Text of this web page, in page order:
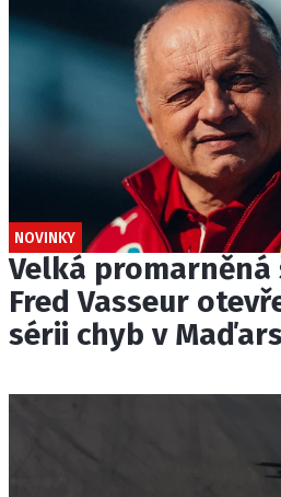
NOVINKY
Velká promarněná
Fred Vasseur
sérii chyb v